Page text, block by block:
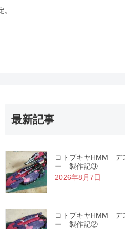
最新記事
コトブキヤHMM デ
ー 製作記③
2026年8月7日
コトブキヤHMM デ
ー 製作記②